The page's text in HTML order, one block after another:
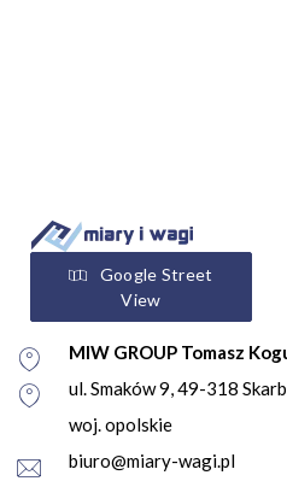
Google Street
View
MIW GROUP Tomasz
ul. Smaków 9, 49-318
woj. opolskie
biuro@miary-wagi.pl